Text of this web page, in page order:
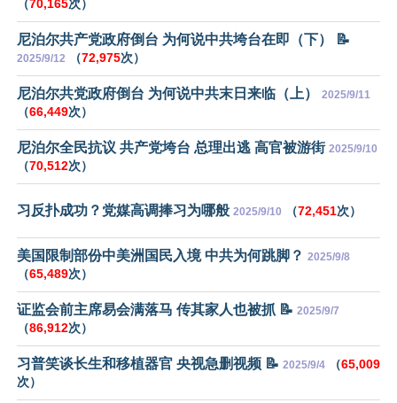
（70,165次）
尼泊尔共产党政府倒台 为何说中共垮台在即（下） 📝
2025/9/12 （72,975次）
尼泊尔共党政府倒台 为何说中共末日来临（上） 2025/9/11
（66,449次）
尼泊尔全民抗议 共产党垮台 总理出逃 高官被游街 2025/9/10
（70,512次）
习反扑成功？党媒高调捧习为哪般 2025/9/10 （72,451次）
美国限制部份中美洲国民入境 中共为何跳脚？ 2025/9/8
（65,489次）
证监会前主席易会满落马 传其家人也被抓 📝 2025/9/7
（86,912次）
习普笑谈长生和移植器官 央视急删视频 📝 2025/9/4 （65,009
次）